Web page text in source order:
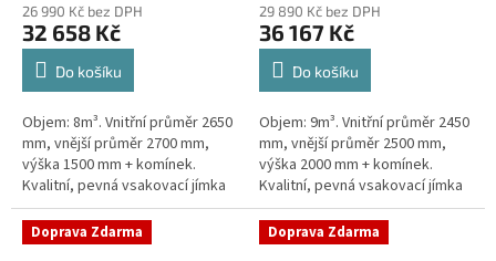
26 990 Kč bez DPH
32 658 Kč
Do košíku
Objem: 8m³. Vnitřní průměr 2650
mm, vnější průměr 2700 mm,
výška 1500 mm + komínek.
Kvalitní, pevná vsakovací jímka
(nádrž) bez potřeby
obetonování Průměr přítoku a
odtoku +...
29 890 Kč bez DPH
36 167 Kč
Do košíku
Objem: 9m³. Vnitřní průměr 2450
mm, vnější průměr 2500 mm,
výška 2000 mm + komínek.
Kvalitní, pevná vsakovací jímka
(nádrž) bez potřeby
obetonování Průměr přítoku a
odtoku +...
Doprava Zdarma Doprava Zdarma